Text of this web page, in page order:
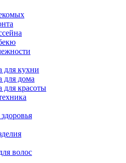
для кухни
для дома
для красоты
волос